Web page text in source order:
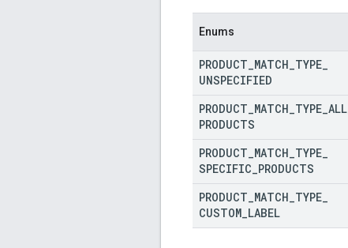
Enums
PRODUCT MATCH TYPE
UNSPECIFIED
PRODUCT MATCH TYPE ALL
PRODUCTS
PRODUCT MATCH TYPE
SPECIFIC PRODUCTS
PRODUCT MATCH TYPE
CUSTOM LABEL